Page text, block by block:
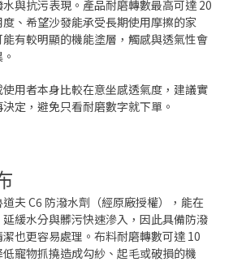
與抗污表現。產品耐磨轉數最高可達 20
、希望沙發能承受長期使用摩擦的家
有較明顯的機能塗層，觸感與透氣性會
用者本身比較在意坐感透氣度，建議實
定，避免只看耐磨數字就下單。
夫 C6 防潑水劑（經原廠授權），能在
緩水分與髒污快速滲入，因此具備防潑
也更容易處理。布料耐磨轉數可達 10
寵物抓撓造成勾紗、起毛或破損的機